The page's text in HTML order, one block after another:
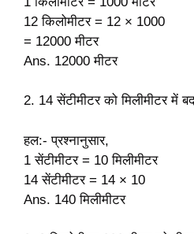
12 किलोमीटर = 12 × 1000
= 12000 मीटर
Ans. 12000 मीटर
2. 14 सेंटीमीटर को मिलीमीटर में
हल:- प्रश्नानुसार,
1 सेंटीमीटर = 10 मिलीमीटर
14 सेंटीमीटर = 14 × 10
Ans. 140 मिलीमीटर